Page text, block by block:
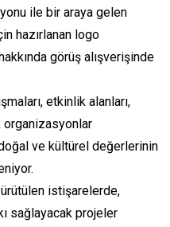
ile bir araya gelen
hazırlanan logo
görüş alışverişinde
etkinlik alanları,
organizasyonlar
ve kültürel değerlerinin
istişarelerde,
sağlayacak projeler